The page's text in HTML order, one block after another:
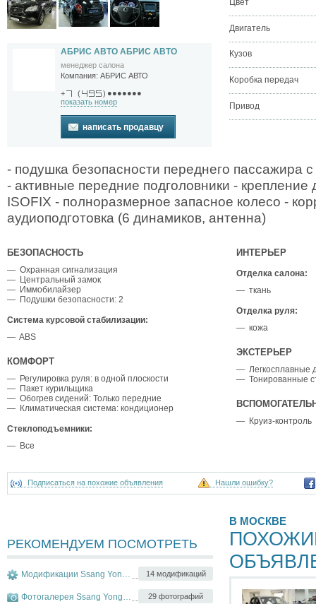
АБРИС АВТО АБРИС АВТО
менеджер салона
Компания: АБРИС АВТО
+ ( ) ●●●●●●●
показать номер
написать продавцу
Цвет
Двигатель
Кузов
Коробка передач
Привод
- подушка безопасности переднего пассажира
- активные передние подголовники - крепление
ISOFIX - полноразмерное запасное колесо -
аудиоподготовка (6 динамиков, антенна)
БЕЗОПАСНОСТЬ
— Охранная сигнализация
— Центральный замок
— Иммобилайзер
— Подушки безопасности: 2
Система курсовой стабилизации:
— ABS
КОМФОРТ
— Регулировка руля: в одной плоскости
— Пакет курильщика
— Обогрев сидений: Только передние
— Климатическая система: кондиционер
Стеклоподъемники:
— Все
ИНТЕРЬЕР
Отделка салона:
— ткань
Отделка руля:
— кожа
ЭКСТЕРЬЕР
— Легкосплавные
— Тонированные
— Круиз-контроль
Подписаться на похожие объявления Нашли ошибку?
РЕКОМЕНДУЕМ ПОСМОТРЕТЬ
14 модификаций
Модификации Ssang Yong Actyon
29 фотографий
Фотогалерея Ssang Yong Actyon
В МОСКВЕ